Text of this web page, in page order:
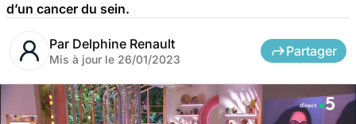
d’un cancer du sein.
Par Delphine Renault
Mis à jour le 26/01/2023
Partager